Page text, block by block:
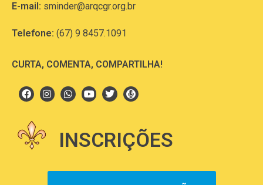
E-mail: sminder@arqcgr.org.br
Telefone: (67) 9 8457.1091
CURTA, COMENTA, COMPARTILHA!
INSCRIÇÕES